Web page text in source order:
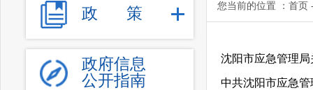
政 策
政府信息
公开指南
您当前的位置 ： 首页
沈阳市应急管理
中共沈阳市应急